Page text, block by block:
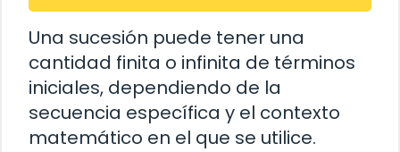
Una sucesión puede tener una
cantidad finita o infinita de términos
iniciales, dependiendo de la
secuencia específica y el contexto
matemático en el que se utilice.